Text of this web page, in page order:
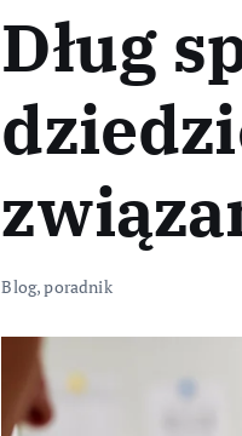
Dług
Blog,poradnik